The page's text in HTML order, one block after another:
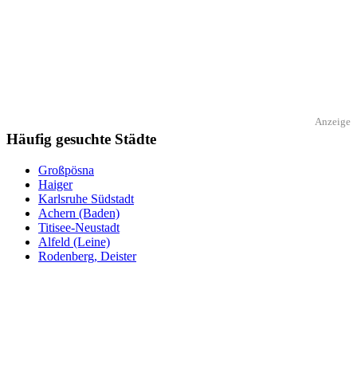
Anzeige
Häufig gesuchte Städte
Großpösna
Haiger
Karlsruhe Südstadt
Achern (Baden)
Titisee-Neustadt
Alfeld (Leine)
Rodenberg, Deister